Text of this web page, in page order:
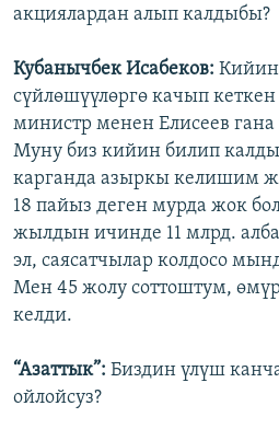
акциялардан алып калдыбы?
Кубанычбек Исабеков:
сүйлөшүүлөргө качып
министр менен Елисеев
Муну биз кийин билип
карганда азыркы келишим
18 пайыз деген мурда жок
жылдын ичинде 11 млрд.
эл, саясатчылар колдосо
Мен 45 жолу соттоштум,
келди.
“Азаттык”: Биздин үлүш
ойлойсуз?